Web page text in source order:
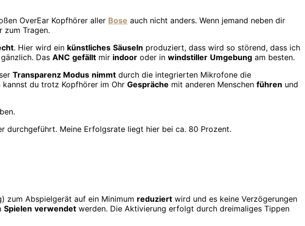
OverEar Kopfhörer aller Bose auch nicht anders. Wenn jemand neben dir
zum Tragen.
. Hier wird ein künstliches Säuseln produziert, dass wird so störend, dass ich
gänzlich. Das ANC gefällt mir indoor oder in windstiller Umgebung am besten.
Transparenz Modus nimmt durch die integrierten Mikrofone die
kannst du trotz Kopfhörer im Ohr Gespräche mit anderen Menschen führen und
durchgeführt. Meine Erfolgsrate liegt hier bei ca. 80 Prozent.
zum Abspielgerät auf ein Minimum reduziert wird und es keine Verzögerungen
Spielen verwendet werden. Die Aktivierung erfolgt durch dreimaliges Tippen